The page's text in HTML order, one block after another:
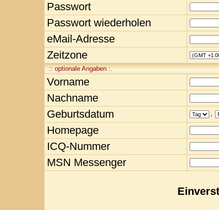
Passwort
Passwort wiederholen
eMail-Adresse
Zeitzone
:: optionale Angaben :.
Vorname
Nachname
Geburtsdatum
.
Homepage
ICQ-Nummer
MSN Messenger